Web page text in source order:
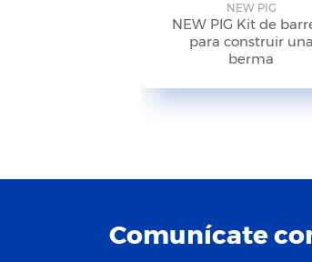
NEW PIG
NEW PIG Kit de
para construir una
berma
Comunícate